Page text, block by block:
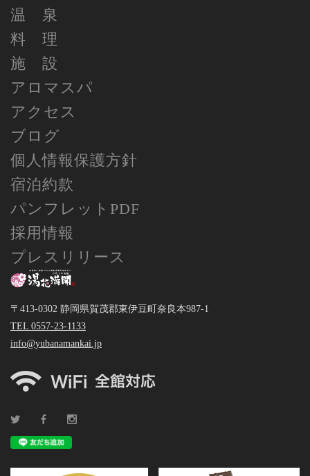
温 泉
料 理
施 設
アロマスパ
アクセス
ブログ
個人情報保護方針
宿泊約款
パンフレットPDF
採用情報
プレスリリース
〒413-0302 静岡県賀茂郡東伊豆町奈良本987-1
TEL 0557-23-1133
info@yubanamankai.jp